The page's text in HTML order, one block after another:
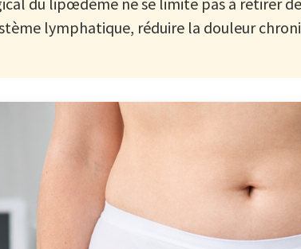
lymphatique, réduire la douleur